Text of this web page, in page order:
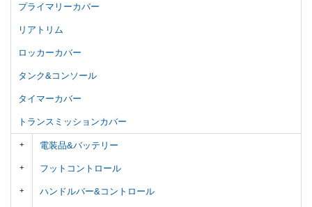
プライマリーカバー
リアトリム
ロッカーカバー
タンク&コンソール
タイマーカバー
トランスミッションカバー
電装品&バッテリー
フットコントロール
ハンドルバー&コントロール